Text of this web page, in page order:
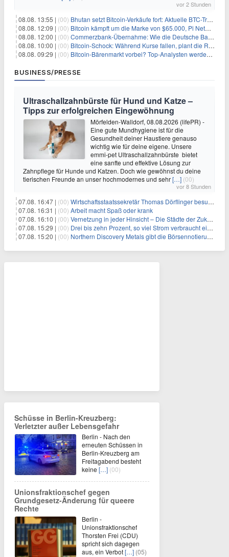
vor 2 Stunden
08.08. 13:55 | (00) Bhutan setzt Bitcoin-Verkäufe fort: Aktuelle BTC-Transaktionen
08.08. 12:09 | (00) Bitcoin kämpft um die Marke von $65.000, Pi Network gewinnt an Unterstützung
08.08. 12:00 | (00) Commerzbank-Übernahme: Wie die Deutsche Bank im Schatten zum großen Gewinner wird
08.08. 10:00 | (00) Bitcoin-Schock: Während Kurse fallen, plant die Regierung die Steuer-Bombe
08.08. 09:29 | (00) Bitcoin-Bärenmarkt vorbei? Top-Analysten werden optimistisch, aber die Geschichte sagt etwas anderes
BUSINESS/PRESSE
Ultraschallzahnbürste für Hund und Katze –
Tipps zur erfolgreichen Eingewöhnung
Mörfelden-Walldorf, 08.08.2026 (lifePR) -
Eine gute Mundhygiene ist für die
Gesundheit deiner Haustiere genauso
wichtig wie für deine eigene. Unsere
emmi-pet Ultraschallzahnbürste bietet
eine sanfte und effektive Lösung zur
Zahnpflege für Hunde und Katzen. Doch wie gewöhnst du deine
tierischen Freunde an unser hochmodernes und sehr[…] (00)
vor 8 Stunden
07.08. 16:47 | (00) Wirtschaftsstaatssekretär Thomas Dörflinger besucht Handwerksbetrieb im Kammerbezirk Freiburg
07.08. 16:31 | (00) Arbeit macht Spaß oder krank
07.08. 16:10 | (00) Vernetzung in jeder Hinsicht – Die Städte der Zukunft sind grün-blau
07.08. 15:29 | (00) Drei bis zehn Prozent, so viel Strom verbraucht ein Aufzug im Gebäude
07.08. 15:20 | (00) Northern Discovery Metals gibt die Börsennotierung an der Frankfurter Wertpapierbörse bekannt
Schüsse in Berlin-Kreuzberg:
Verletzter außer Lebensgefahr
Berlin - Nach den
erneuten Schüssen in
Berlin-Kreuzberg am
Freitagabend besteht
keine […] (00)
Unionsfraktionschef gegen
Grundgesetz-Änderung für queere
Rechte
Berlin -
Unionsfraktionschef
Thorsten Frei (CDU)
spricht sich dagegen
aus, ein Verbot[…] (05)